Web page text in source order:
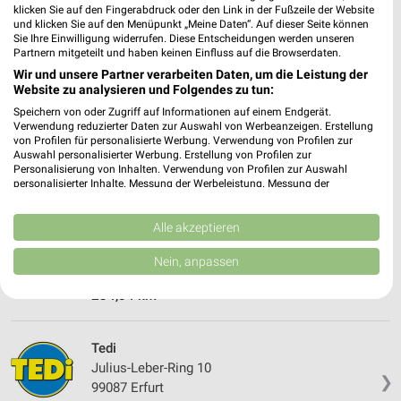
Julius-Leber-Ring 10
99087 Erfurt
234,04 km
❯
Tedi
Julius-Leber-Ring 10
99087 Erfurt
klicken Sie auf den Fingerabdruck oder den Link in der Fußzeile der Website
und klicken Sie auf den Menüpunkt „Meine Daten“. Auf dieser Seite können
Sie Ihre Einwilligung widerrufen. Diese Entscheidungen werden unseren
Partnern mitgeteilt und haben keinen Einfluss auf die Browserdaten.
Wir und unsere Partner verarbeiten Daten, um die Leistung der
Website zu analysieren und Folgendes zu tun:
Speichern von oder Zugriff auf Informationen auf einem Endgerät.
Verwendung reduzierter Daten zur Auswahl von Werbeanzeigen. Erstellung
von Profilen für personalisierte Werbung. Verwendung von Profilen zur
Auswahl personalisierter Werbung. Erstellung von Profilen zur
Personalisierung von Inhalten. Verwendung von Profilen zur Auswahl
personalisierter Inhalte. Messung der Werbeleistung. Messung der
Kombinationen von Daten aus verschiedenen Quellen. Entwicklung und
Verbesserung der Angebote. Verwendung reduzierter Daten zur Auswahl
von Inhalten.
Daten können außerhalb der Europäischen Union weitergegeben und in die
Website/App.
Wir nutzen Ihre Daten für folgende Zwecke:
IAB-Verarbeitungszwecke:
Alle akzeptieren
Nein, anpassen